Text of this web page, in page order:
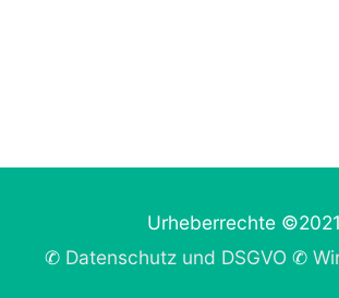
Urheberrechte ©2021
✆ Datenschutz und DSGVO ✆